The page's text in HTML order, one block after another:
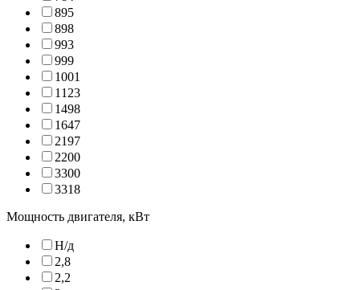
895
898
993
999
1001
1123
1498
1647
2197
2200
3300
3318
Мощность двигателя, кВт
Н/д
2,8
2,2